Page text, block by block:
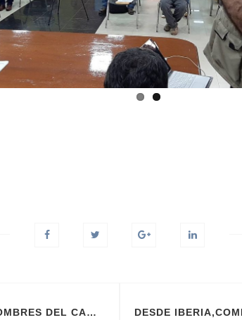
DRA AYUDA A HOMBRES DEL CAMPO EN RECUPERACIÓN DE CULTIVOS AFECTADOS POR PLAGAS E INUNDACIONES.